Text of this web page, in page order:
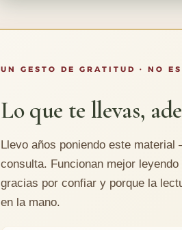
UN GESTO DE GRATITUD · NO
Lo que te llevas,
Llevo años poniendo este
consulta. Funcionan mejor
gracias por confiar y porque la
en la mano.